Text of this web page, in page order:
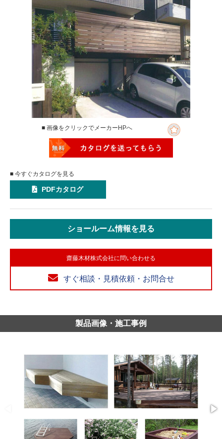
■ 画像をクリックでメーカーHPへ
■ 今すぐカタログを見る
PDFカタログ
ショールーム情報を見る
齋藤木材株式会社に問い合わせる
すぐ相談・見積依頼・お問合せ
製品画像・施工事例